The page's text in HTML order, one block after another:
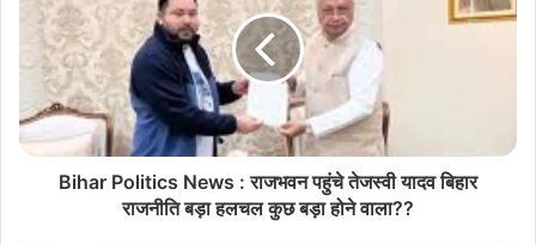
Bihar Politics News : राजभवन पहुंचे तेजस्वी यादव बिहार
राजनीति बड़ा हलचल कुछ बड़ा होने वाला??